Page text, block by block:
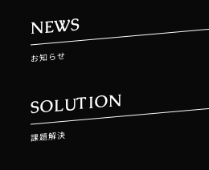
NEWS
お知らせ
SOLUTION
課題解決